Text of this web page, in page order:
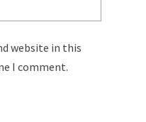
website in this
I comment.